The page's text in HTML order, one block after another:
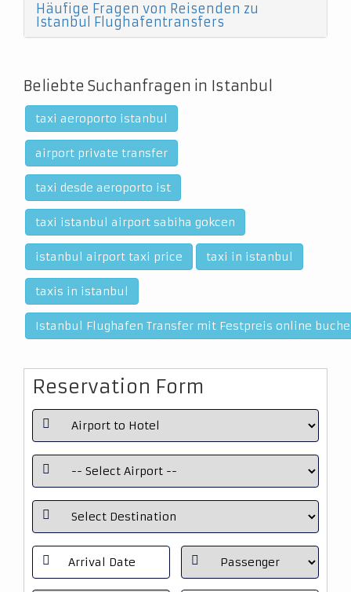
Häufige Fragen von Reisenden zu
Istanbul Flughafentransfers
Beliebte Suchanfragen in Istanbul
taxi aeroporto istanbul
airport private transfer
taxi desde aeroporto ist
taxi istanbul airport sabiha gokcen
istanbul airport taxi price taxi in istanbul
taxis in istanbul
Istanbul Flughafen Transfer mit Festpreis online
Reservation Form